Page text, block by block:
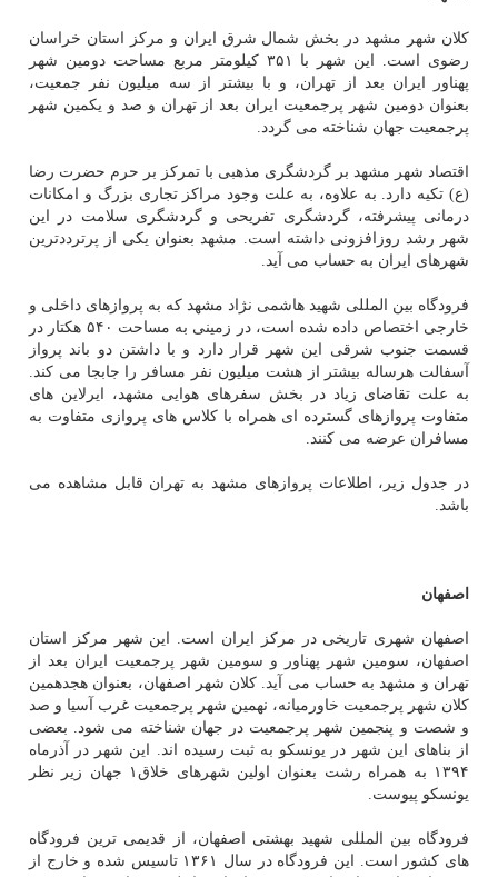
كلان شهر مشهد در بخش شمال شرق ایران و مركز استان خراسان
رضوی است. این شهر با ۳۵۱ كیلومتر مربع مساحت دومین شهر
پهناور ایران بعد از تهران، و با بیشتر از سه میلیون نفر جمعیت،
بعنوان دومین شهر پرجمعیت ایران بعد از تهران و صد و یكمین شهر
پرجمعیت جهان شناخته می گردد.
اقتصاد شهر مشهد بر گردشگری مذهبی با تمركز بر حرم حضرت رضا
(ع) تكیه دارد. به علاوه، به علت وجود مراكز تجاری بزرگ و امكانات
درمانی پیشرفته، گردشگری تفریحی و گردشگری سلامت در این
شهر رشد روزافزونی داشته است. مشهد بعنوان یكی از پرترددترین
شهرهای ایران به حساب می آید.
فرودگاه بین المللی شهید هاشمی نژاد مشهد كه به پروازهای داخلی و
خارجی اختصاص داده شده است، در زمینی به مساحت ۵۴۰ هكتار در
قسمت جنوب شرقی این شهر قرار دارد و با داشتن دو باند پرواز
آسفالت هرساله بیشتر از هشت میلیون نفر مسافر را جابجا می كند.
به علت تقاضای زیاد در بخش سفرهای هوایی مشهد، ایرلاین های
متفاوت پروازهای گسترده ای همراه با كلاس های پروازی متفاوت به
مسافران عرضه می كنند.
در جدول زیر، اطلاعات پروازهای مشهد به تهران قابل مشاهده می
باشد.
اصفهان
اصفهان شهری تاریخی در مركز ایران است. این شهر مركز استان
اصفهان، سومین شهر پهناور و سومین شهر پرجمعیت ایران بعد از
تهران و مشهد به حساب می آید. كلان شهر اصفهان، بعنوان هجدهمین
كلان شهر پرجمعیت خاورمیانه، نهمین شهر پرجمعیت غرب آسیا و صد
و شصت و پنجمین شهر پرجمعیت در جهان شناخته می شود. بعضی
از بناهای این شهر در یونسكو به ثبت رسیده اند. این شهر در آذرماه
۱۳۹۴ به همراه رشت بعنوان اولین شهرهای خلاق۱ جهان زیر نظر
یونسكو پیوست.
فرودگاه بین المللی شهید بهشتی اصفهان، از قدیمی ترین فرودگاه
های كشور است. این فرودگاه در سال ۱۳۶۱ تاسیس شده و خارج از